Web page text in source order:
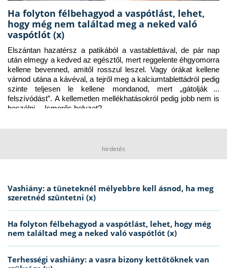
Ha folyton félbehagyod a vaspótlást, lehet,
hogy még nem találtad meg a neked való
vaspótlót (x)
Elszántan hazatérsz a patikából a vastablettával, de pár nap
után elmegy a kedved az egésztől, mert reggelente éhgyomorra
kellene bevenned, amitől rosszul leszel. Vagy órákat kellene
várnod utána a kávéval, a tejről meg a kalciumtablettádról pedig
szinte teljesen le kellene mondanod, mert „gátolják a
felszívódást”. A kellemetlen mellékhatásokról pedig jobb nem is
beszélni… Ismerős helyzet?
hirdetés
Vashiány: a tüneteknél mélyebbre kell ásnod, ha meg
szeretnéd szüntetni (x)
Ha folyton félbehagyod a vaspótlást, lehet, hogy még
nem találtad meg a neked való vaspótlót (x)
Terhességi vashiány: a vasra bizony kettőtöknek van